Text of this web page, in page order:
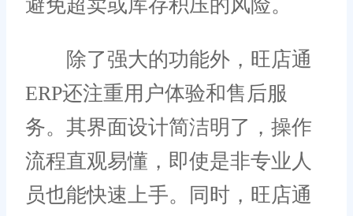
避免超卖或库存积压的风险。
除了强大的功能外，旺店通
ERP还注重用户体验和售后服
务。其界面设计简洁明了，操作
流程直观易懂，即使是非专业人
员也能快速上手。同时，旺店通